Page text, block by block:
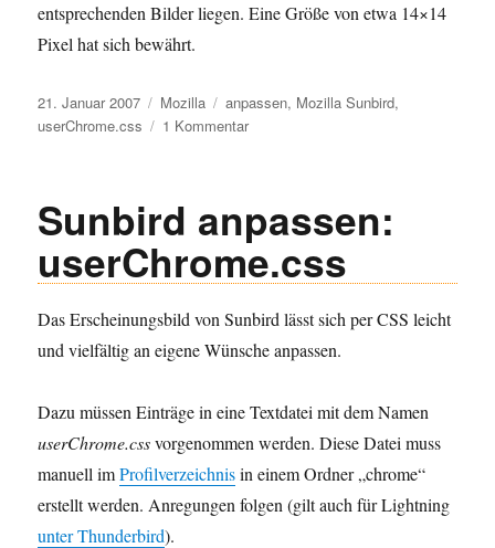
entsprechenden Bilder liegen. Eine Größe von etwa 14×14
Pixel hat sich bewährt.
Veröffentlicht
am
21. Januar 2007 Kategorien
Mozilla Schlagwörter
anpassen, Mozilla Sunbird,
userChrome.css
1 Kommentarzu
Sunbird anpassen:
userChrome.css
Das Erscheinungsbild von Sunbird lässt sich per CSS leicht
und vielfältig an eigene Wünsche anpassen.
Dazu müssen Einträge in eine Textdatei mit dem Namen
userChrome.cssvorgenommen werden. Diese Datei muss
manuell imProfilverzeichnisin einem Ordner „chrome“
erstellt werden. Anregungen folgen (gilt auch für Lightning
unter Thunderbird).